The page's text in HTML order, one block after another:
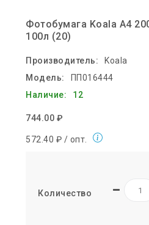
Фотобумага Koala A4
100л (20)
Производитель:
Koala
Модель:
ПП016444
Наличие:
12
744.00 ₽
572.40 ₽ / опт.
Количество